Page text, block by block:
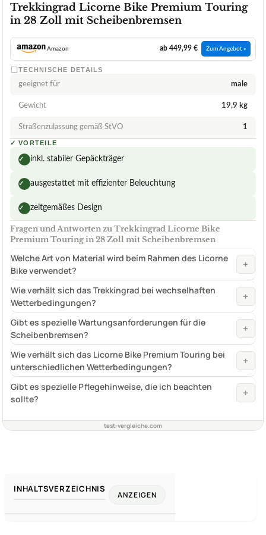
Trekkingrad Licorne Bike Premium Touring
in 28 Zoll mit Scheibenbremsen
Amazon ab 449,99 € Zum Angebot »
TECHNISCHE DETAILS
geeignet für male
Gewicht 19,9 kg
Straßenzulassung gemäß StVO 1
✓ VORTEILE
✓ inkl. stabiler Gepäckträger
✓ ausgestattet mit effizienter Beleuchtung
✓ zeitgemäßes Design
Fragen und Antworten zu Trekkingrad Licorne Bike
Premium Touring in 28 Zoll mit Scheibenbremsen
Welche Art von Material wird beim Rahmen des Licorne
Bike verwendet?
+
Wie verhält sich das Trekkingrad bei wechselhaften
Wetterbedingungen?
+
Gibt es spezielle Wartungsanforderungen für die
Scheibenbremsen?
+
Wie verhält sich das Licorne Bike Premium Touring bei
unterschiedlichen Wetterbedingungen?
+
Gibt es spezielle Pflegehinweise, die ich beachten
sollte?
+
test-vergleiche.com
INHALTSVERZEICHNIS
ANZEIGEN